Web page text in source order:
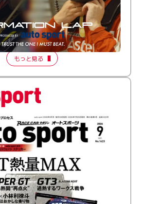
じてる。小林利徠斗 × 野村勇斗
LAP Produced by auto sport】
2026 Episode 2
もっと見る